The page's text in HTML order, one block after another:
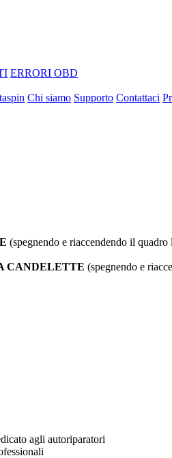
ERRORI OBD
Chi siamo Supporto Contattaci
(spegnendo e riaccendendo il quadro
CANDELETTE (spegnendo e
agli autoriparatori